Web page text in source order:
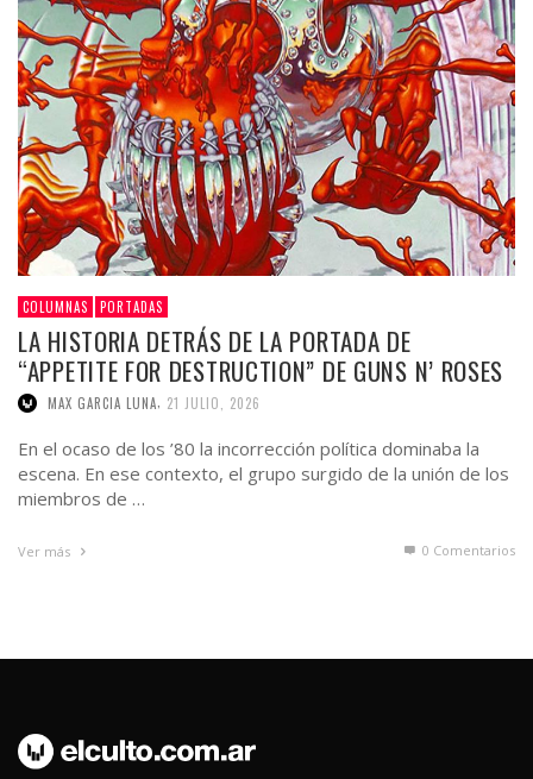
COLUMNAS PORTADAS
LA HISTORIA DETRÁS DE LA PORTADA DE
“APPETITE FOR DESTRUCTION” DE GUNS N’ ROSES
MAX GARCIA LUNA 21 JULIO, 2026
En el ocaso de los ’80 la incorrección política dominaba la
escena. En ese contexto, el grupo surgido de la unión de los
miembros de …
Ver más 0 Comentarios